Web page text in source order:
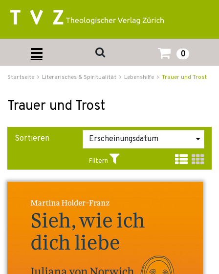
0
Startseite Literarisches & Spiritualität Lebenshilfe Trauer und Trost
Trauer und Trost
Sortieren
Filtern